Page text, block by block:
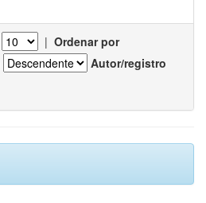
| Ordenar por
Autor/registro